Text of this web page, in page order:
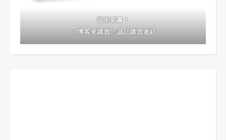
我的新書！
｜博客來購買｜誠品購買連結